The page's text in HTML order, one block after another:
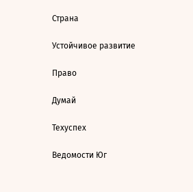
Страна
Устойчивое развитие
Право
Думай
Техуспех
Ведомости Юг